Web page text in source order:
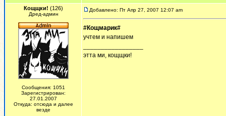
Кощщки! (126)
Дред-админ
Сообщения: 1051
Зарегистрирован:
27.01.2007
Откуда: отсюда и далее
везде
Добавлено: Пт Апр 27, 2007 12:07 am
#Кощмарик#
учтем и напишем
этта ми, кощщки!